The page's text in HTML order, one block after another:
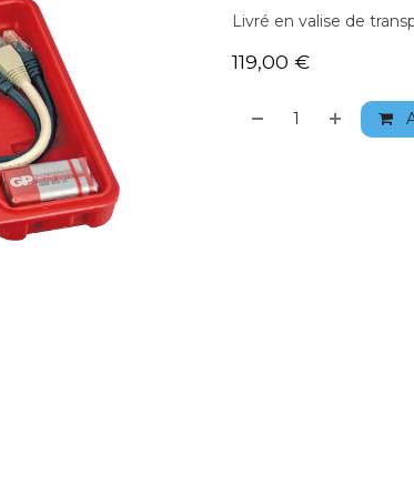
Livré en valise de
119,00 €